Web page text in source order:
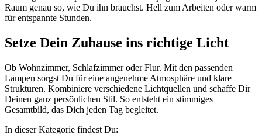
Raum genau so, wie Du ihn brauchst. Hell zum Arbeiten oder warm
für entspannte Stunden.
Setze Dein Zuhause ins richtige Licht
Ob Wohnzimmer, Schlafzimmer oder Flur. Mit den passenden
Lampen sorgst Du für eine angenehme Atmosphäre und klare
Strukturen. Kombiniere verschiedene Lichtquellen und schaffe Dir
Deinen ganz persönlichen Stil. So entsteht ein stimmiges
Gesamtbild, das Dich jeden Tag begleitet.
In dieser Kategorie findest Du: